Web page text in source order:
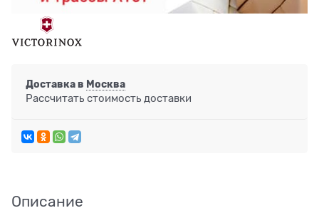
Доставка в Москва
Рассчитать стоимость доставки
Описание